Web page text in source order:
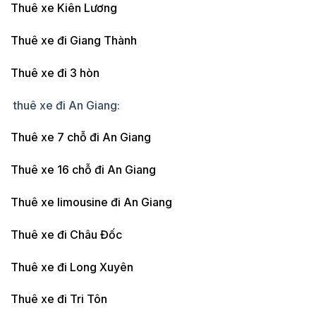
Thuê xe Kiên Lương
Thuê xe đi Giang Thành
Thuê xe đi 3 hòn
thuê xe đi An Giang:
Thuê xe 7 chỗ đi An Giang
Thuê xe 16 chỗ đi An Giang
Thuê xe limousine đi An Giang
Thuê xe đi Châu Đốc
Thuê xe đi Long Xuyên
Thuê xe đi Tri Tôn